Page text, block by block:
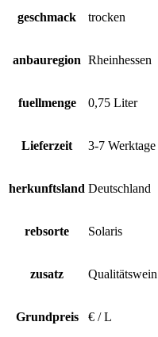
geschmack trocken
anbauregion Rheinhessen
fuellmenge 0,75 Liter
Lieferzeit 3-7
herkunftsland Deutschland
rebsorte Solaris
zusatz Qualitätswein
Grundpreis € / L